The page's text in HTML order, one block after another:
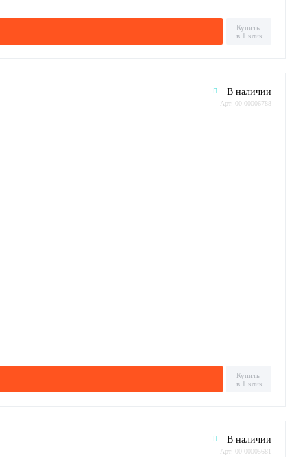
Купить
в 1 клик
В наличии
Арт: 00-00006788
Купить
в 1 клик
В наличии
Арт: 00-00005681